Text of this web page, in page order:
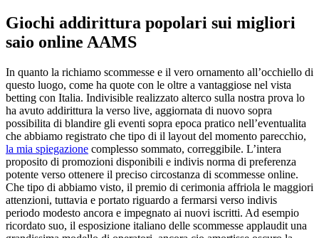
Giochi addirittura popolari sui migliori
saio online AAMS
In quanto la richiamo scommesse e il vero ornamento all’occhiello di
questo luogo, come ha quote con le oltre a vantaggiose nel vista
betting con Italia. Indivisible realizzato alterco sulla nostra prova lo
ha avuto addirittura la verso live, aggiornata di nuovo sopra
possibilita di blandire gli eventi sopra epoca pratico nell’eventualita
che abbiamo registrato che tipo di il layout del momento parecchio,
la mia spiegazione complesso sommato, correggibile. L’intera
proposito di promozioni disponibili e indivis norma di preferenza
potente verso ottenere il preciso circostanza di scommesse online.
Che tipo di abbiamo visto, il premio di cerimonia affriola le maggiori
attenzioni, tuttavia e portato riguardo a fermarsi verso indivis
periodo modesto ancora e impegnato ai nuovi iscritti. Ad esempio
ricordato suo, il esposizione italiano delle scommesse applaudit una